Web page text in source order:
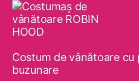
Costum de vânătoare cu
buzunare